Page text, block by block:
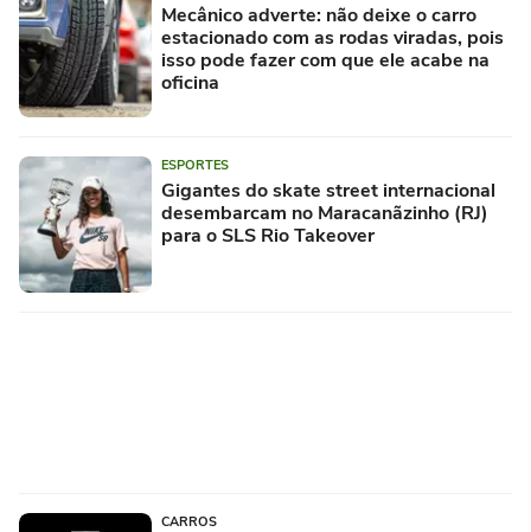
Mecânico adverte: não deixe o carro
estacionado com as rodas viradas, pois
isso pode fazer com que ele acabe na
oficina
ESPORTES
Gigantes do skate street internacional
desembarcam no Maracanãzinho (RJ)
para o SLS Rio Takeover
CARROS